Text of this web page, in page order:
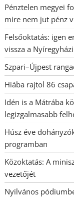
Pénztelen megyei
mire nem jut pénz
Felsőoktatás: igen
vissza a
Szpari–Újpest
Hiába rajtol 86
Idén is a Mátrába
legizgalmasabb
Húsz éve
programban
Közoktatás: A
vezetőjét
Nyilvános